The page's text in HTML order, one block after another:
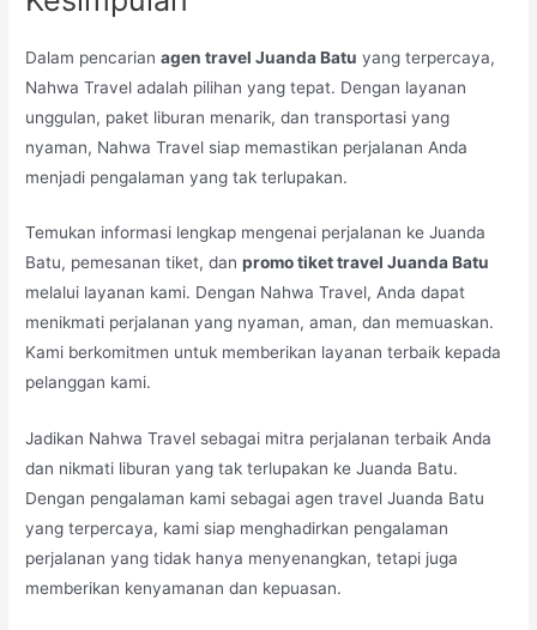
Dalam pencarianagen travel Juanda Batu yang terpercaya,
Nahwa Travel adalah pilihan yang tepat. Dengan layanan
unggulan, paket liburan menarik, dan transportasi yang
nyaman, Nahwa Travel siap memastikan perjalanan Anda
menjadi pengalaman yang tak terlupakan.
Temukan informasi lengkap mengenai perjalanan ke Juanda
Batu, pemesanan tiket, danpromo tiket travel Juanda Batu
melalui layanan kami. Dengan Nahwa Travel, Anda dapat
menikmati perjalanan yang nyaman, aman, dan memuaskan.
Kami berkomitmen untuk memberikan layanan terbaik kepada
pelanggan kami.
Jadikan Nahwa Travel sebagai mitra perjalanan terbaik Anda
dan nikmati liburan yang tak terlupakan ke Juanda Batu.
Dengan pengalaman kami sebagai agen travel Juanda Batu
yang terpercaya, kami siap menghadirkan pengalaman
perjalanan yang tidak hanya menyenangkan, tetapi juga
memberikan kenyamanan dan kepuasan.